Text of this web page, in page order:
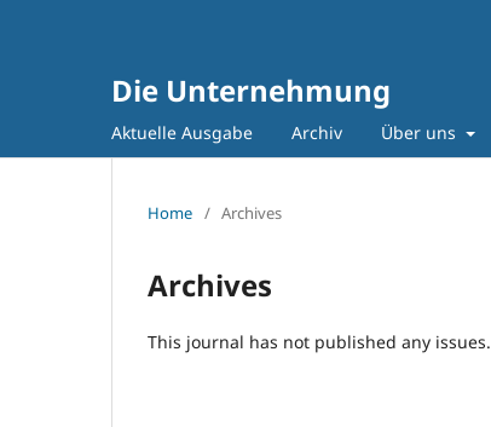
Die Unternehmung
Aktuelle Ausgabe Archiv Über uns
Home / Archives
Archives
This journal has not published any issues.